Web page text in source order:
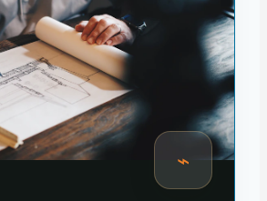
⌁